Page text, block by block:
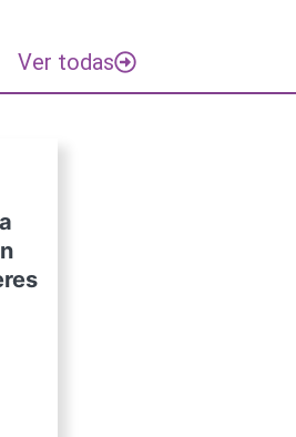
Ver todas